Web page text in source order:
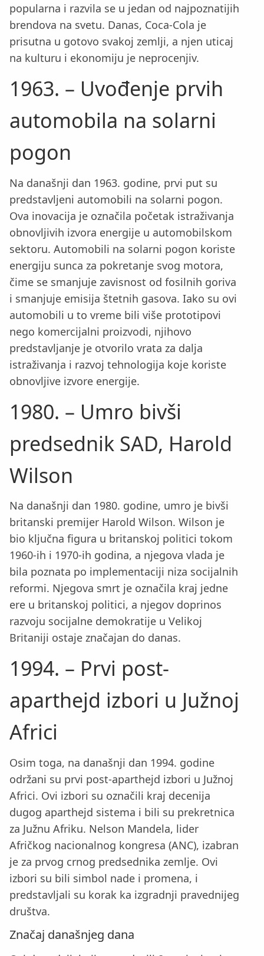
popularna i razvila se u jedan od najpoznatijih
brendova na svetu. Danas, Coca-Cola je
prisutna u gotovo svakoj zemlji, a njen uticaj
na kulturu i ekonomiju je neprocenjiv.
1963. – Uvođenje prvih
automobila na solarni
pogon
Na današnji dan 1963. godine, prvi put su
predstavljeni automobili na solarni pogon.
Ova inovacija je označila početak istraživanja
obnovljivih izvora energije u automobilskom
sektoru. Automobili na solarni pogon koriste
energiju sunca za pokretanje svog motora,
čime se smanjuje zavisnost od fosilnih goriva
i smanjuje emisija štetnih gasova. Iako su ovi
automobili u to vreme bili više prototipovi
nego komercijalni proizvodi, njihovo
predstavljanje je otvorilo vrata za dalja
istraživanja i razvoj tehnologija koje koriste
obnovljive izvore energije.
1980. – Umro bivši
predsednik SAD, Harold
Wilson
Na današnji dan 1980. godine, umro je bivši
britanski premijer Harold Wilson. Wilson je
bio ključna figura u britanskoj politici tokom
1960-ih i 1970-ih godina, a njegova vlada je
bila poznata po implementaciji niza socijalnih
reformi. Njegova smrt je označila kraj jedne
ere u britanskoj politici, a njegov doprinos
razvoju socijalne demokratije u Velikoj
Britaniji ostaje značajan do danas.
1994. – Prvi post-
aparthejd izbori u Južnoj
Africi
Osim toga, na današnji dan 1994. godine
održani su prvi post-aparthejd izbori u Južnoj
Africi. Ovi izbori su označili kraj decenija
dugog aparthejd sistema i bili su prekretnica
za Južnu Afriku. Nelson Mandela, lider
Afričkog nacionalnog kongresa (ANC), izabran
je za prvog crnog predsednika zemlje. Ovi
izbori su bili simbol nade i promena, i
predstavljali su korak ka izgradnji pravednijeg
društva.
Značaj današnjeg dana